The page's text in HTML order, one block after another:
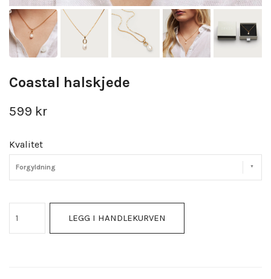
Coastal halskjede
599 kr
Kvalitet
Forgyldning
LEGG I HANDLEKURVEN